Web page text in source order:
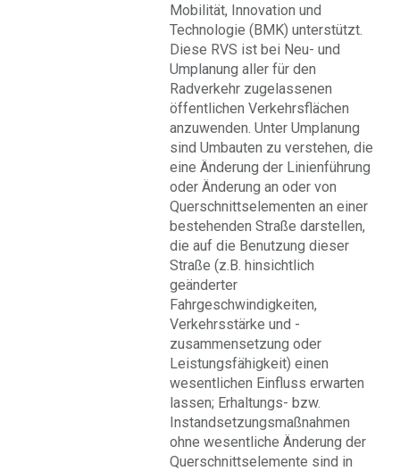
Mobilität, Innovation und
Technologie (BMK) unterstützt.
Diese RVS ist bei Neu- und
Umplanung aller für den
Radverkehr zugelassenen
öffentlichen Verkehrsflächen
anzuwenden. Unter Umplanung
sind Umbauten zu verstehen, die
eine Änderung der Linienführung
oder Änderung an oder von
Querschnittselementen an einer
bestehenden Straße darstellen,
die auf die Benutzung dieser
Straße (z.B. hinsichtlich
geänderter
Fahrgeschwindigkeiten,
Verkehrsstärke und -
zusammensetzung oder
Leistungsfähigkeit) einen
wesentlichen Einfluss erwarten
lassen; Erhaltungs- bzw.
Instandsetzungsmaßnahmen
ohne wesentliche Änderung der
Querschnittselemente sind in